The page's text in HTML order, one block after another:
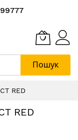
Пошук
RED
RED